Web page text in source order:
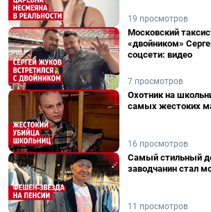
19 просмотров
Московский
«двойником»
соцсети: видео
7 просмотров
Охотник на
самых жестоких
16 просмотров
Самый стильный
заводчанин стал
11 просмотров